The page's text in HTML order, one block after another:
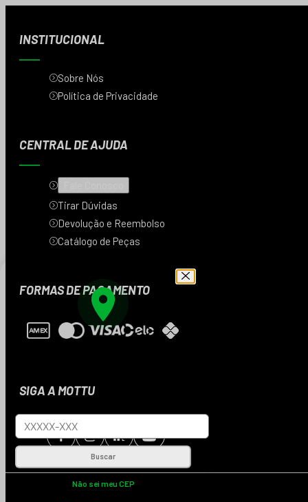
INSTITUCIONAL
Sobre Nós
Política de Privacidade
CENTRAL DE AJUDA
Tirar Dúvidas
Devolução e Reembolso
Catálogo de Peças
FORMAS DE PAGAMENTO
SIGA A MOTTU
Buscar
Não sei meu CEP